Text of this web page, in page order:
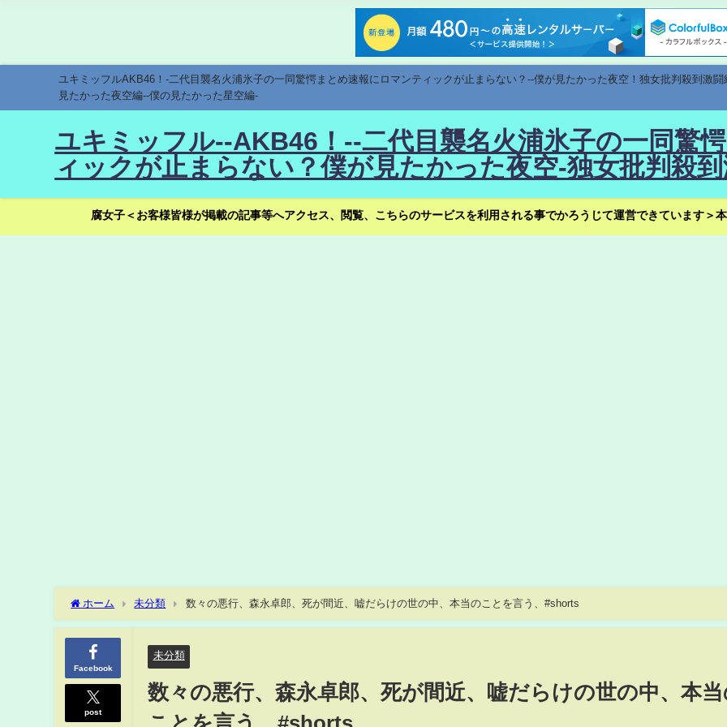
ユキミッフルAKB46！-二代目襲名火浦氷子の一同驚愕まとめ速報にロマンティックが止まらない？--僕が見たかった夜空！独女批判殺到激
見たかった夜空編--僕の見たかった星空編-
ユキミッフル--AKB46！--二代目襲名火浦氷子の一同驚
ィックが止まらない？僕が見たかった夜空-独女批判殺
腐女子＜お客様皆様が掲載の記事等へアクセス、閲覧、こちらのサービスを利用される事でかろうじて運営できています＞
ホーム 未分類 数々の悪行、森永卓郎、死が間近、嘘だらけの世の中、本当のことを言う、#shorts
Facebook
post
未分類
数々の悪行、森永卓郎、死が間近、嘘だらけの世の中、本
ことを言う、#shorts